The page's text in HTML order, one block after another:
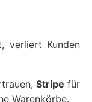
verliert Kunden
Stripe für
Warenkörbe.